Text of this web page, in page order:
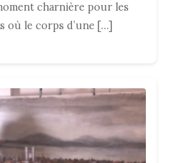
charnière pour les
où le corps d’une […]